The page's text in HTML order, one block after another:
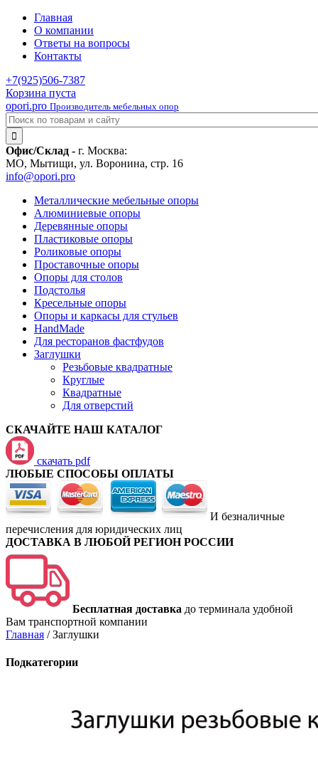
Главная
О компании
Ответы на вопросы
Контакты
+7(925)506-7387
Корзина пуста
opori.pro Производитель мебельных опор
Офис/Склад - г. Москва:
МО, Мытищи, ул. Воронина, стр. 16
info@opori.pro
Металлические мебельные опоры
Алюминиевые опоры
Деревянные опоры
Пластиковые опоры
Роликовые опоры
Проставочные опоры
Опоры для столов
Подстолья
Кресельные опоры
Опоры и каркасы для стульев
HandMade
Для ресторанов фастфудов
Заглушки
Резьбовые квадратные
Круглые
Квадратные
Для отверстий
СКАЧАЙТЕ НАШ КАТАЛОГ
скачать pdf
ЛЮБЫЕ СПОСОБЫ ОПЛАТЫ
И безналичные
перечисления для юридических лиц
ДОСТАВКА В ЛЮБОЙ РЕГИОН РОССИИ
Бесплатная доставка до терминала удобной
Вам транспортной компании
Главная /Заглушки
Подкатегории